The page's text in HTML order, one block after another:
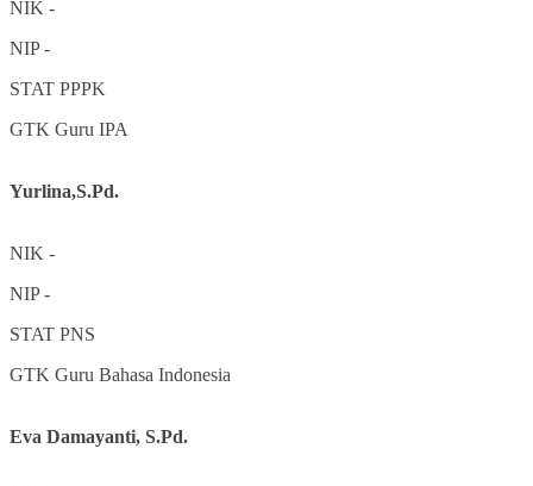
NIK -
NIP-
STAT PPPK
GTK Guru IPA
Yurlina,S.Pd.
NIK -
NIP-
STAT PNS
GTK Guru Bahasa Indonesia
Eva Damayanti, S.Pd.